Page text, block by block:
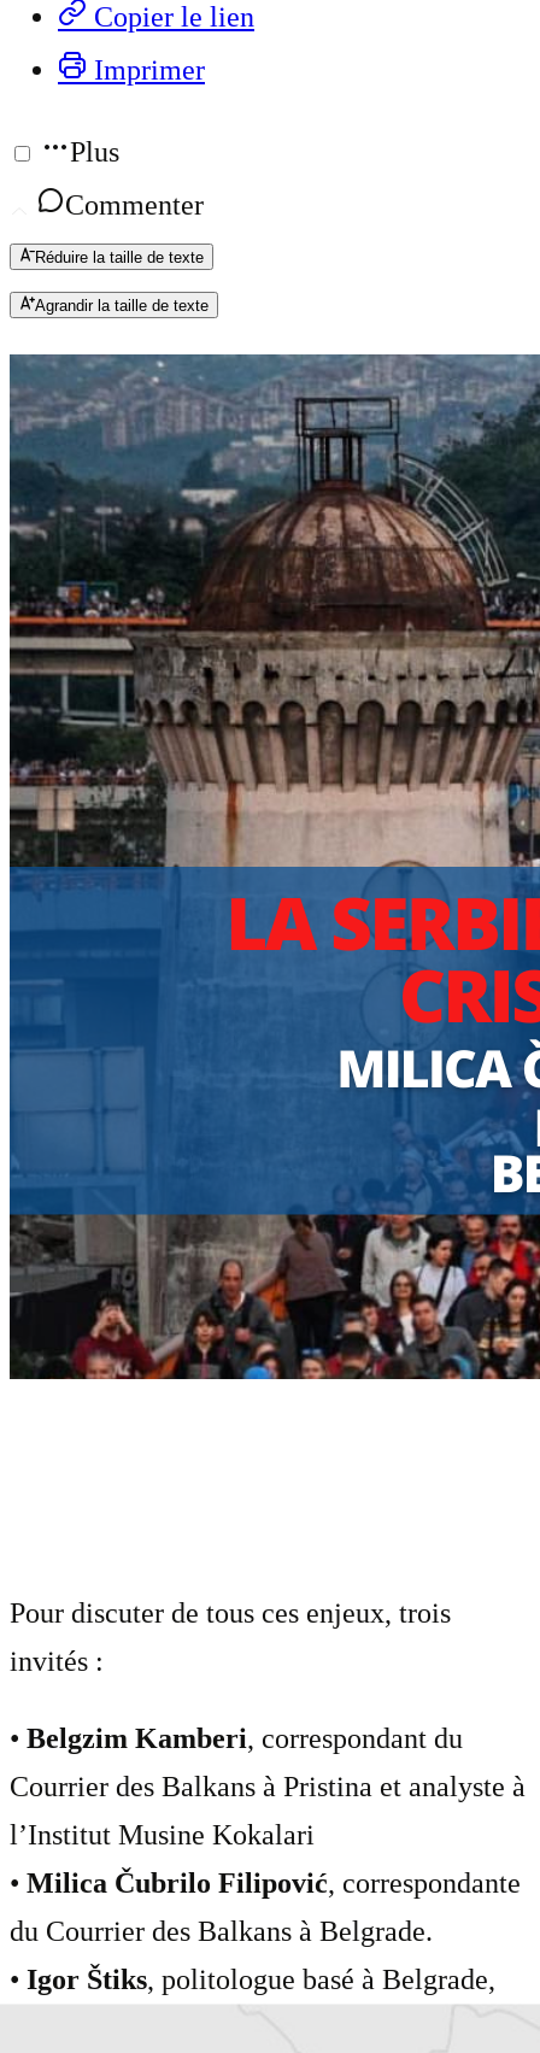
Copier le lien
Imprimer
Plus
Commenter
Réduire la taille de texte
Agrandir la taille de texte
Pour discuter de tous ces enjeux, trois
invités :
• Belgzim Kamberi, correspondant du
Courrier des Balkans à Pristina et analyste à
l’Institut Musine Kokalari
• Milica Čubrilo Filipović, correspondante
du Courrier des Balkans à Belgrade.
• Igor Štiks, politologue basé à Belgrade,